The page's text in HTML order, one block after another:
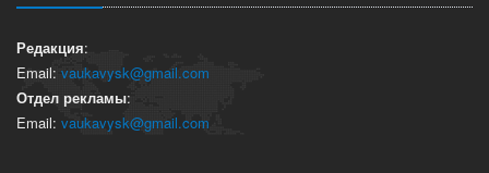
Редакция:
Email: vaukavysk@gmail.com
Отдел рекламы:
Email: vaukavysk@gmail.com